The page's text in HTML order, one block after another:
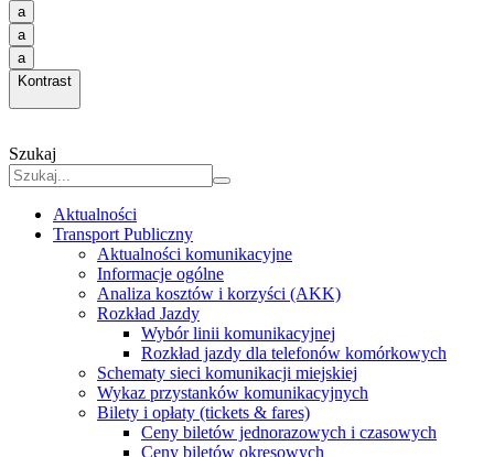
a
a
a
Kontrast
Szukaj
Aktualności
Transport Publiczny
Aktualności komunikacyjne
Informacje ogólne
Analiza kosztów i korzyści (AKK)
Rozkład Jazdy
Wybór linii komunikacyjnej
Rozkład jazdy dla telefonów komórkowych
Schematy sieci komunikacji miejskiej
Wykaz przystanków komunikacyjnych
Bilety i opłaty (tickets & fares)
Ceny biletów jednorazowych i czasowych
Ceny biletów okresowych